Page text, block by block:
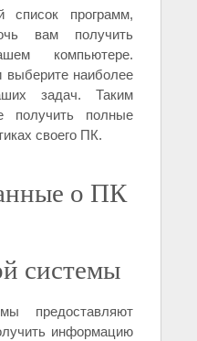
программ,
вам получить
компьютере.
выберите наиболее
задач. Таким
получить полные
своего ПК.
о ПК
системы
предоставляют
информацию